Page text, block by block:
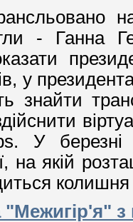
- Ганна
у
знайти
У
на якій
"Межигір'я"